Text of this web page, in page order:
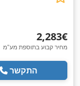
‏2,283 ‏€
מחיר קבוע בתוספת מע"מ
התקשר